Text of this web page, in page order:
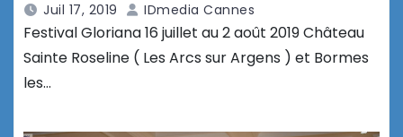
Juil 17, 2019 IDmedia Cannes
Festival Gloriana 16 juillet au 2 août 2019 Château
Sainte Roseline ( Les Arcs sur Argens ) et Bormes
les…